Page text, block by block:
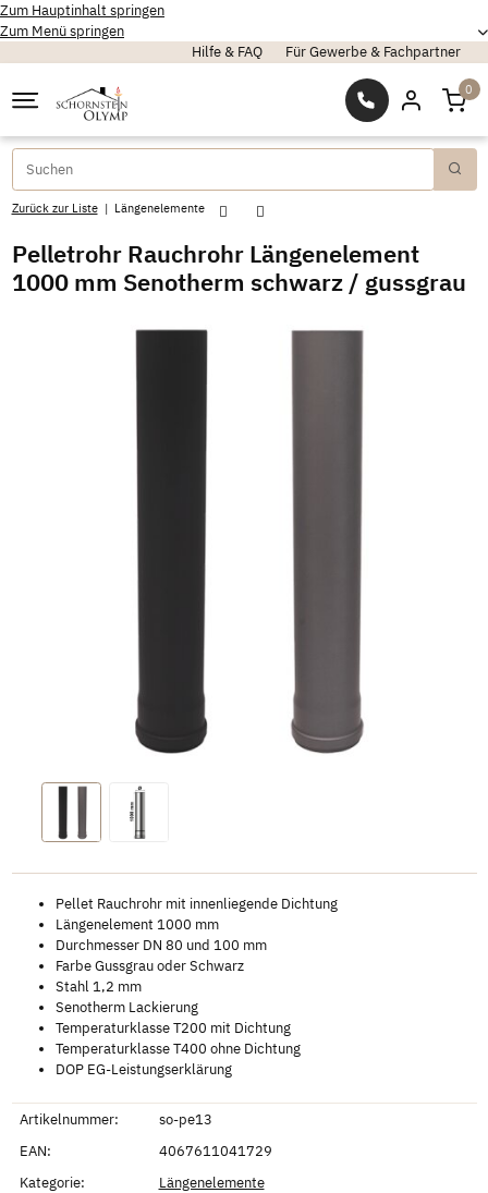
Zum Hauptinhalt springen
Zum Menü springen
Hilfe & FAQ Für Gewerbe & Fachpartner
0
Zurück zur Liste Längenelemente
Pelletrohr Rauchrohr Längenelement
1000 mm Senotherm schwarz / gussgrau
Pellet Rauchrohr mit innenliegende Dichtung
Längenelement 1000 mm
Durchmesser DN 80 und 100 mm
Farbe Gussgrau oder Schwarz
Stahl 1,2 mm
Senotherm Lackierung
Temperaturklasse T200 mit Dichtung
Temperaturklasse T400 ohne Dichtung
DOP EG-Leistungserklärung
Artikelnummer:
so-pe13
EAN:
4067611041729
Kategorie:
Längenelemente